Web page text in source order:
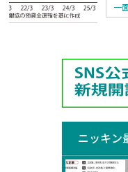
一
ニッキン